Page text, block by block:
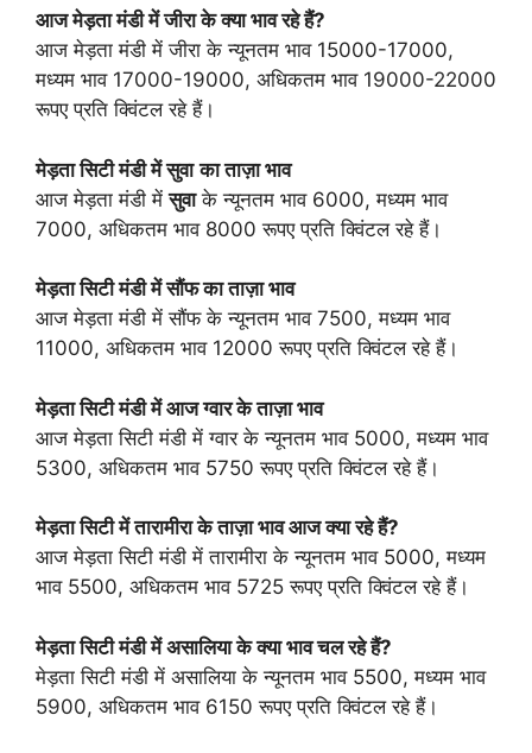
आज मेड़ता मंडी में जीरा के क्या भाव रहे हैं?
आज मेड़ता मंडी में जीरा के न्यूनतम भाव 15000-17000,
मध्यम भाव 17000-19000, अधिकतम भाव 19000-22000
रूपए प्रति क्विंटल रहे हैं।
मेड़ता सिटी मंडी में सुवा का ताज़ा भाव
आज मेड़ता मंडी मेंसुवाके न्यूनतम भाव 6000, मध्यम भाव
7000, अधिकतम भाव 8000 रूपए प्रति क्विंटल रहे हैं।
मेड़ता सिटी मंडी में सौंफ का ताज़ा भाव
आज मेड़ता मंडी में सौंफ के न्यूनतम भाव 7500, मध्यम भाव
11000, अधिकतम भाव 12000 रूपए प्रति क्विंटल रहे हैं।
मेड़ता सिटी मंडी में आज ग्वार के ताज़ा भाव
आज मेड़ता सिटी मंडी में ग्वार के न्यूनतम भाव 5000, मध्यम भाव
5300, अधिकतम भाव 5750 रूपए प्रति क्विंटल रहे हैं।
मेड़ता सिटी में तारामीरा के ताज़ा भाव आज क्या रहे हैं?
आज मेड़ता सिटी मंडी में तारामीरा के न्यूनतम भाव 5000, मध्यम
भाव 5500, अधिकतम भाव 5725 रूपए प्रति क्विंटल रहे हैं।
मेड़ता सिटी मंडी में असालिया के क्या भाव चल रहे हैं?
मेड़ता सिटी मंडी में असालिया के न्यूनतम भाव 5500, मध्यम भाव
5900, अधिकतम भाव 6150 रूपए प्रति क्विंटल रहे हैं।